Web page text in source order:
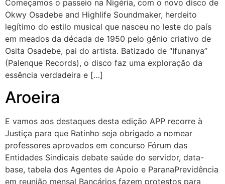
Começamos o passeio na Nigéria, com o novo disco de
Okwy Osadebe and Highlife Soundmaker, herdeito
legítimo do estilo musical que nasceu no leste do país
em meados da década de 1950 pelo gênio criativo de
Osita Osadebe, pai do artista. Batizado de “Ifunanya”
(Palenque Records), o disco faz uma exploração da
essência verdadeira e […]
Aroeira
E vamos aos destaques desta edição APP recorre à
Justiça para que Ratinho seja obrigado a nomear
professores aprovados em concurso Fórum das
Entidades Sindicais debate saúde do servidor, data-
base, tabela dos Agentes de Apoio e ParanaPrevidência
em reunião mensal Bancários fazem protestos para